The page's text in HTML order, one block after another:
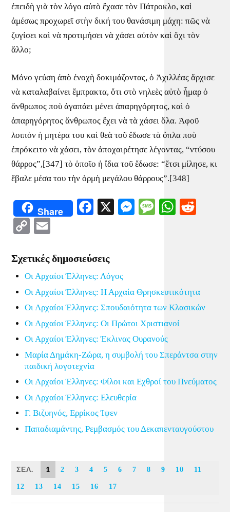
ἐπειδὴ γιὰ τὸν λόγο αὐτὸ ἔχασε τὸν Πάτροκλο, καὶ
ἀμέσως προχωρεῖ στὴν δική του θανάσιμη μάχη: πῶς νὰ
ζυγίσει καὶ νὰ προτιμήσει νὰ χάσει αὐτὸν καὶ ὄχι τὸν
ἄλλο;
Μόνο γεύση ἀπὸ ἐνοχὴ δοκιμάζοντας, ὁ Ἀχιλλέας ἄρχισε
νὰ καταλαβαίνει ἔμπρακτα, ὅτι στὸ νηλεὲς αὐτὸ ἦμαρ ὁ
ἄνθρωπος ποὺ ἀγαπάει μένει ἀπαρηγόρητος, καὶ ὁ
ἀπαρηγόρητος ἄνθρωπος ἔχει νὰ τὰ χάσει ὅλα. Ἀφοῦ
λοιπὸν ἡ μητέρα του καὶ θεὰ τοῦ ἔδωσε τὰ ὅπλα ποὺ
ἐπρόκειτο νὰ χάσει, τὸν ἀποχαιρέτησε λέγοντας, “ντύσου
θάρρος”,[347] τὸ ὁποῖο ἡ ἴδια τοῦ ἔδωσε: “ἔτσι μίλησε, κι
ἔβαλε μέσα του τὴν ὁρμὴ μεγάλου θάρρους”.[348]
Share Facebook
X Messenger
Message
Copy
Σχετικές δημοσιεύσεις
Οι Αρχαίοι Έλληνες: Λόγος
Οι Αρχαίοι Έλληνες: Η Αρχαία Θρησκευτικότητα
Οι Αρχαίοι Έλληνες: Σπουδαιότητα των Κλασικών
Οι Αρχαίοι Έλληνες: Οι Πρώτοι Χριστιανοί
Οι Αρχαίοι Έλληνες: Έκλινας Ουρανούς
Μαρία Δημάκη-Ζώρα, η συμβολή του Σπεράντσα στην
παιδική λογοτεχνία
Οι Αρχαίοι Έλληνες: Φίλοι και Εχθροί του Πνεύματος
Οι Αρχαίοι Έλληνες: Ελευθερία
Γ. Βιζυηνός, Ερρίκος Ίψεν
Παπαδιαμάντης, Ρεμβασμός του Δεκαπενταυγούστου
ΣΕΛ. 1 2 3 4 5 6 7 8 9 10 11
12 13 14 15 16 17